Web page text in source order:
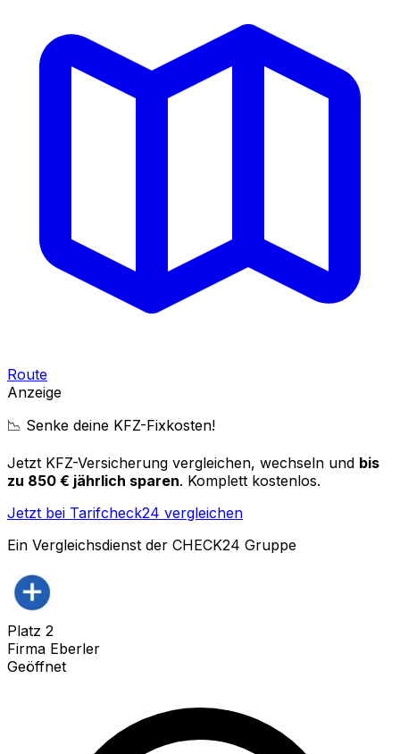
Route
Anzeige
📉 Senke deine KFZ-Fixkosten!
Jetzt KFZ-Versicherung vergleichen, wechseln und bis
zu 850 € jährlich sparen. Komplett kostenlos.
Jetzt bei Tarifcheck24 vergleichen
Ein Vergleichsdienst der CHECK24 Gruppe
Platz 2
Firma Eberler
Geöffnet